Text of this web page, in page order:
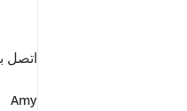
اتصل
Amy